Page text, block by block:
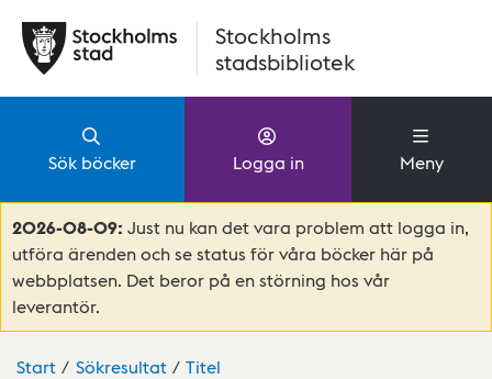
Stockholms
stadsbibliotek
Sök böcker Logga in Meny
2026-08-09: Just nu kan det vara problem att logga in,
utföra ärenden och se status för våra böcker här på
webbplatsen. Det beror på en störning hos vår
leverantör.
Start Sökresultat Titel